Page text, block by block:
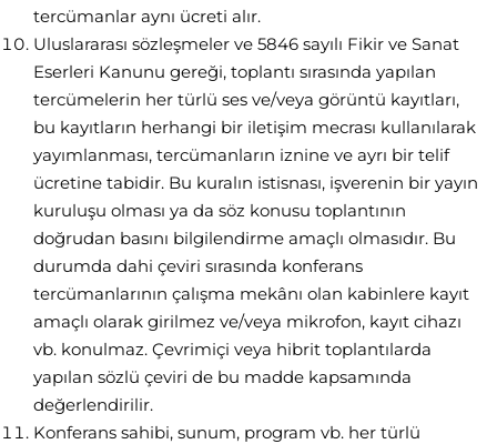
tercümanlar aynı ücreti alır.
Uluslararası sözleşmeler ve 5846 sayılı Fikir ve Sanat
Eserleri Kanunu gereği, toplantı sırasında yapılan
tercümelerin her türlü ses ve/veya görüntü kayıtları,
bu kayıtların herhangi bir iletişim mecrası kullanılarak
yayımlanması, tercümanların iznine ve ayrı bir telif
ücretine tabidir. Bu kuralın istisnası, işverenin bir yayın
kuruluşu olması ya da söz konusu toplantının
doğrudan basını bilgilendirme amaçlı olmasıdır. Bu
durumda dahi çeviri sırasında konferans
tercümanlarının çalışma mekânı olan kabinlere kayıt
amaçlı olarak girilmez ve/veya mikrofon, kayıt cihazı
vb. konulmaz. Çevrimiçi veya hibrit toplantılarda
yapılan sözlü çeviri de bu madde kapsamında
değerlendirilir.
Konferans sahibi, sunum, program vb. her türlü